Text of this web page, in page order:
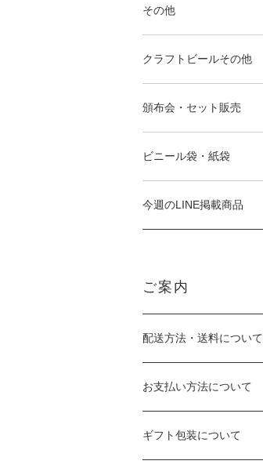
その他
クラフトビールその他
頒布会・セット販売
ビニール袋・紙袋
今週のLINE掲載商品
ご案内
配送方法・送料について
お支払い方法について
ギフト包装について